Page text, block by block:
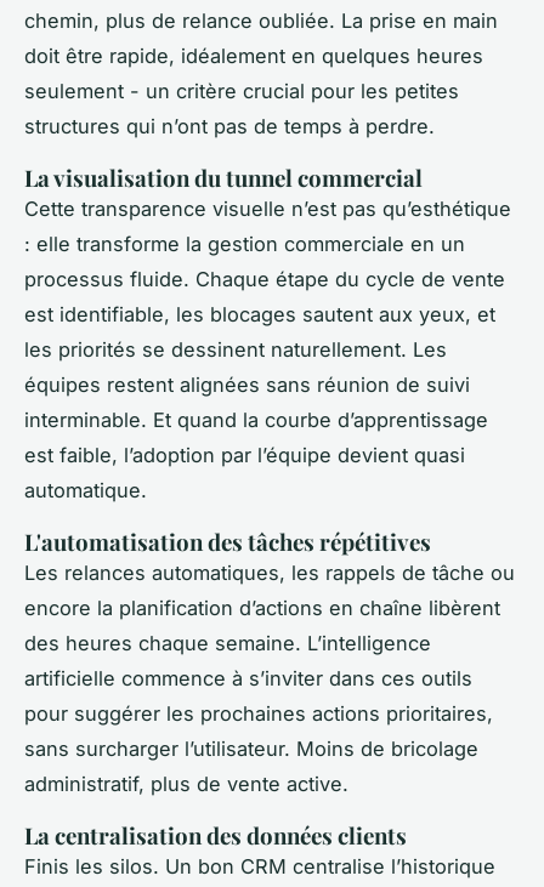
chemin, plus de relance oubliée. La prise en main
doit être rapide, idéalement en quelques heures
seulement - un critère crucial pour les petites
structures qui n’ont pas de temps à perdre.
La visualisation du tunnel commercial
Cette transparence visuelle n’est pas qu’esthétique
: elle transforme la gestion commerciale en un
processus fluide. Chaque étape du cycle de vente
est identifiable, les blocages sautent aux yeux, et
les priorités se dessinent naturellement. Les
équipes restent alignées sans réunion de suivi
interminable. Et quand la courbe d’apprentissage
est faible, l’adoption par l’équipe devient quasi
automatique.
L'automatisation des tâches répétitives
Les relances automatiques, les rappels de tâche ou
encore la planification d’actions en chaîne libèrent
des heures chaque semaine. L’intelligence
artificielle commence à s’inviter dans ces outils
pour suggérer les prochaines actions prioritaires,
sans surcharger l’utilisateur. Moins de bricolage
administratif, plus de vente active.
La centralisation des données clients
Finis les silos. Un bon CRM centralise l’historique